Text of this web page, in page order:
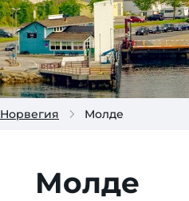
Норвегия Молде
Молде